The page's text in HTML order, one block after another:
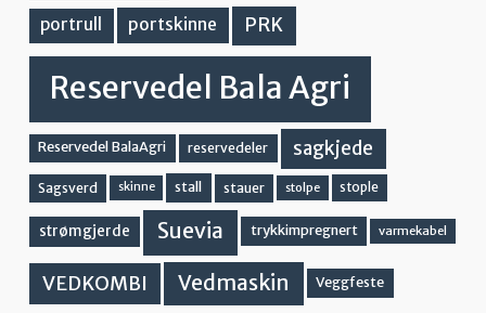
portrull portskinne PRK
Reservedel Bala Agri
Reservedel BalaAgri reservedeler sagkjede
Sagsverd skinne stall stauer stolpe stople
strømgjerde Suevia trykkimpregnert varmekabel
VEDKOMBI Vedmaskin Veggfeste